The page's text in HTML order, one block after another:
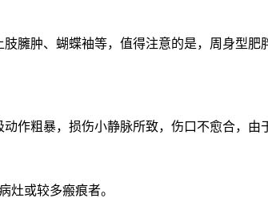
肢臃肿、蝴蝶袖等，值得注意的是，周身型
动作粗暴，损伤小静脉所致，伤口不愈合，
灶或较多瘢痕者。